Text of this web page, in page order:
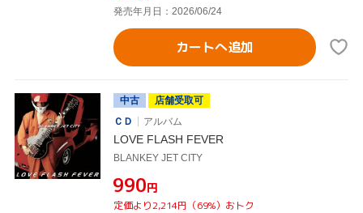
発売年月日：2026/06/24
カートへ追加
中古
店舗受取可
ＣＤ
アルバム
LOVE FLASH FEVER
BLANKEY JET CITY
¥990円
定価より2,214円（69%）おトク